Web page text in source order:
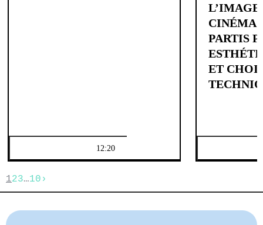
12:20
L’IMAGE
CINÉMA :
PARTIS
ET
123…10 ›